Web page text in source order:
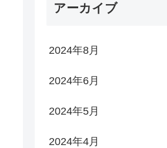
アーカイブ
2024年8月
2024年6月
2024年5月
2024年4月